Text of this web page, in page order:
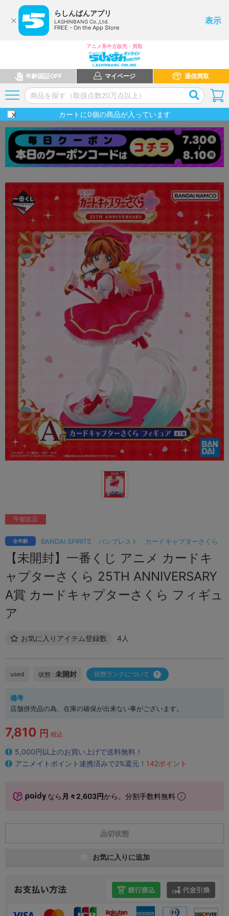
らしんばんアプリ
LASHINBANG Co.,Ltd.
FREE - On the App Store
表示
アニメ系中古販売・買取
年齢認証OFF マイページ 通信買取
カートに0個の商品が入っています
BANDAI SPIRITS バンプレスト カードキャプターさくら
全年齢
【未開封】一番くじ アニメ カードキ
ャプターさくら 25TH ANNIVERSARY
A賞 カードキャプターさくら フィギュ
ア
お気に入りアイテム登録数 4人
宇都宮店
used 状態 : 未開封 状態ランクについて
備考
店舗併売品の為、在庫の確保が出来ない事がございます。
7,810 円 税込
5,000円以上のお買い上げで送料無料！
アニメイトポイント連携済みで2%還元！ 142ポイント
なら 月々2,603円から。分割手数料無料
品切状態
お気に入りに追加